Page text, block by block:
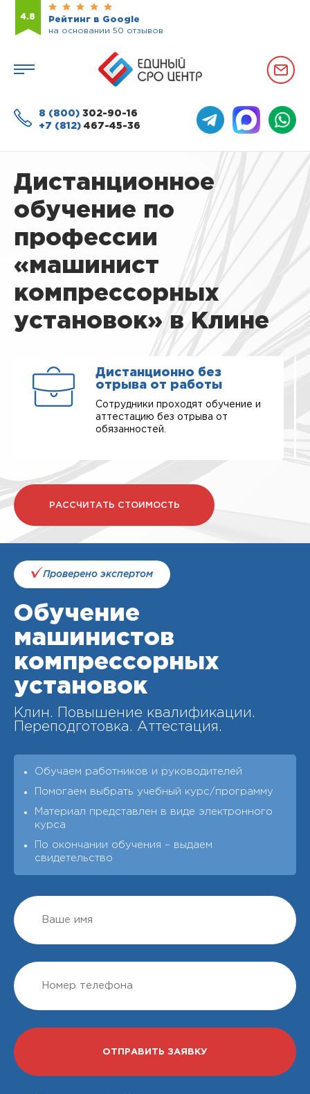
4.8
Рейтинг в Google
на основании 50 отзывов
8 (800) 302-90-16
+7 (812) 467-45-36
Дистанционное
обучение по
профессии
«машинист
компрессорных
установок» в Клине
Дистанционно без
отрыва от работы
Сотрудники проходят обучение и
аттестацию без отрыва от
обязанностей.
РАССЧИТАТЬ СТОИМОСТЬ
Проверено экспертом
Обучение
машинистов
компрессорных
установок
Клин. Повышение квалификации.
Переподготовка. Аттестация.
Обучаем работников и руководителей
Помогаем выбрать учебный курс/программу
Материал представлен в виде электронного
курса
По окончании обучения – выдаeм
свидетельство